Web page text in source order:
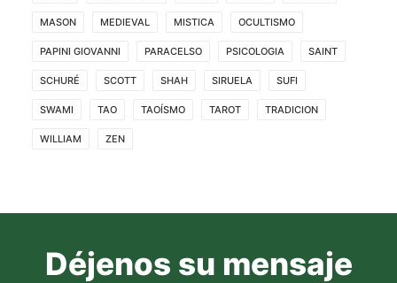
MASON MEDIEVAL MISTICA OCULTISMO
PAPINI GIOVANNI PARACELSO PSICOLOGIA SAINT
SCHURÉ SCOTT SHAH SIRUELA SUFI
SWAMI TAO TAOÍSMO TAROT TRADICION
WILLIAM ZEN
Déjenos su mensaje